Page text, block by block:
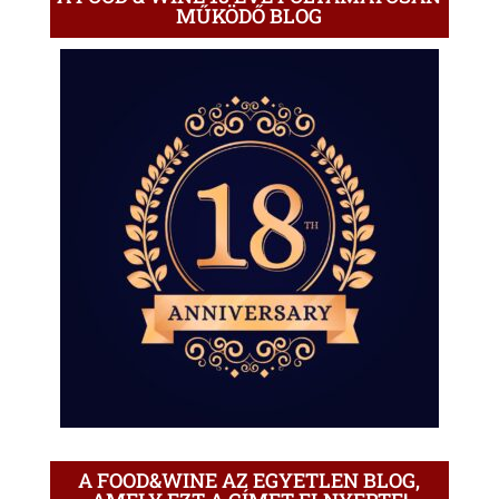
MŰKÖDŐ BLOG
A FOOD&WINE AZ EGYETLEN BLOG,